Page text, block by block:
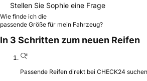
Stellen Sie Sophie eine Frage
Wie finde ich die
passende Größe für mein Fahrzeug?
In 3 Schritten zum neuen Reifen
Passende Reifen direkt bei CHECK24 suchen